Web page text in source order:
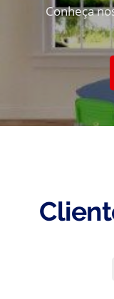
Conheça